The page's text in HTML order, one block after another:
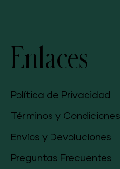
Enlaces
Política de Privacidad
Términos y Condiciones
Envíos y Devoluciones
Preguntas Frecuentes